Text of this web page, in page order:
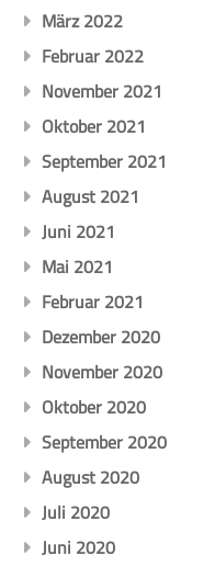
März 2022
Februar 2022
November 2021
Oktober 2021
September 2021
August 2021
Juni 2021
Mai 2021
Februar 2021
Dezember 2020
November 2020
Oktober 2020
September 2020
August 2020
Juli 2020
Juni 2020